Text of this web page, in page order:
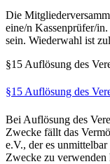
Die
eine/n Kassenprüfer/
sein. Wiederwahl ist
§15 Auflösung des
§15 Auflösung des
Bei Auflösung des
Zwecke fällt das
e.V., der es
Zwecke zu verwenden